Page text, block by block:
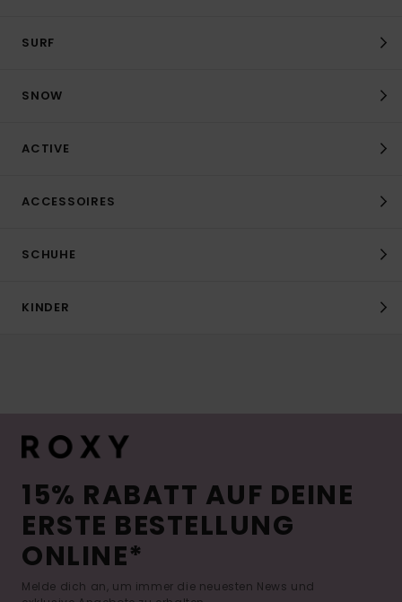
SURF
SNOW
ACTIVE
ACCESSOIRES
SCHUHE
KINDER
15% RABATT AUF DEINE
ERSTE BESTELLUNG
ONLINE*
Melde dich an, um immer die neuesten News und